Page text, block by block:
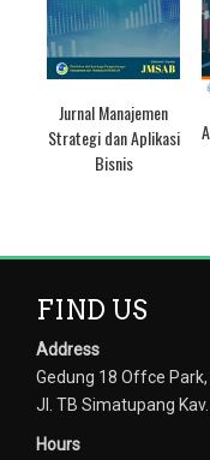
Jurnal Manajemen
Strategi dan Aplikasi
Bisnis
FIND US
Address
Gedung 18 Offce
Jl. TB Simatupang
Hours